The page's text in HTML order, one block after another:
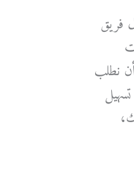
فريق
نطلب